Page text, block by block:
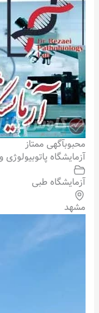
محبوبآگهی ممتاز
آزمایشگاه
آزمایشگاه طبی
مشهد